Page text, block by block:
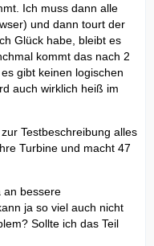
Ich muss dann alle
und dann tourt der
Glück habe, bleibt es
kommt das nach 2
gibt keinen logischen
auch wirklich heiß im
Testbeschreibung alles
Turbine und macht 47
an bessere
ja so viel auch nicht
Sollte ich das Teil